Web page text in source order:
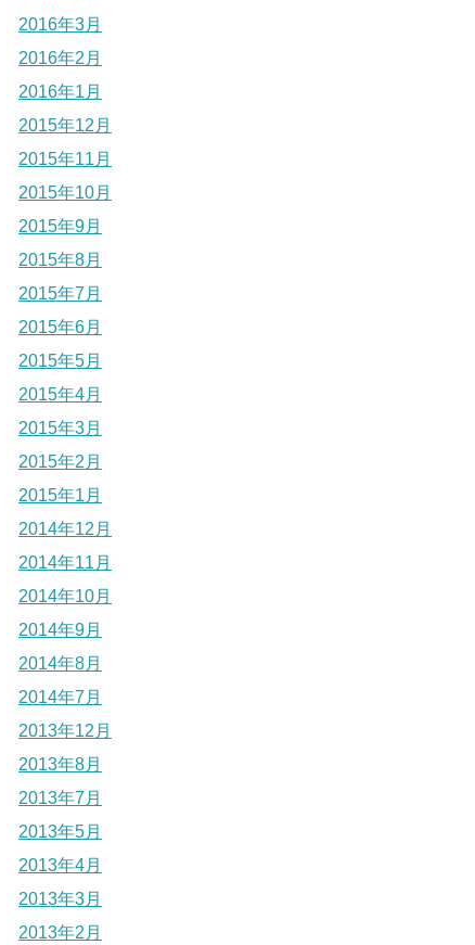
2016年3月
2016年2月
2016年1月
2015年12月
2015年11月
2015年10月
2015年9月
2015年8月
2015年7月
2015年6月
2015年5月
2015年4月
2015年3月
2015年2月
2015年1月
2014年12月
2014年11月
2014年10月
2014年9月
2014年8月
2014年7月
2013年12月
2013年8月
2013年7月
2013年5月
2013年4月
2013年3月
2013年2月